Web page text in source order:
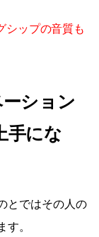
シップの音質も
ション
手にな
とではその人の
す。